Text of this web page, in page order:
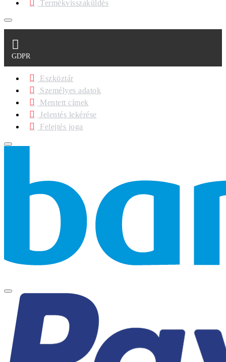
Termékvisszaküldés
GDPR
Eszköztár
Személyes adatok
Mentett címek
Jelentés lekérése
Felejtés joga